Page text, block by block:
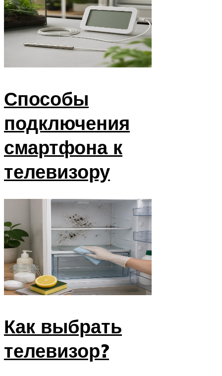
Способы
подключения
смартфона к
телевизору
Как выбрать
телевизор?